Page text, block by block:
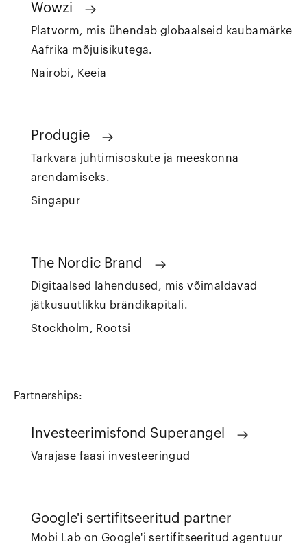
Wowzi
Platvorm, mis ühendab globaalseid kaubamärke
Aafrika mõjuisikutega.
Nairobi, Keeia
Produgie
Tarkvara juhtimisoskute ja meeskonna
arendamiseks.
Singapur
The Nordic Brand
Digitaalsed lahendused, mis võimaldavad
jätkusuutlikku brändikapitali.
Stockholm, Rootsi
Partnerships:
Investeerimisfond Superangel
Varajase faasi investeeringud
Google'i sertifitseeritud partner
Mobi Lab on Google'i sertifitseeritud agentuur